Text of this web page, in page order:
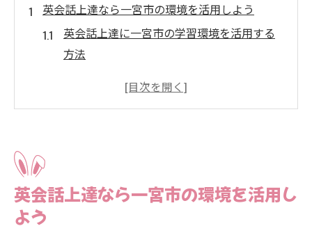
英会話上達なら一宮市の環境を活用しよう
英会話上達に一宮市の学習環境を活用する
方法
一宮市内で英会話を続けやすい理由とポイ
い基礎知識
英会話上達なら一宮市の環境を活用し
よう